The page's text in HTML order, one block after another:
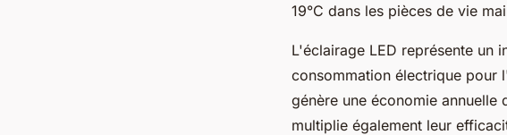
19°C dans les pièces de vie
L'éclairage LED représente un
consommation électrique pour
génère une économie
multiplie également leur